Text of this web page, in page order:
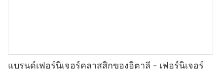
แบรนด์เฟอร์นิเจอร์คลาสสิกของอิตาลี - เฟอร์นิเจอร์